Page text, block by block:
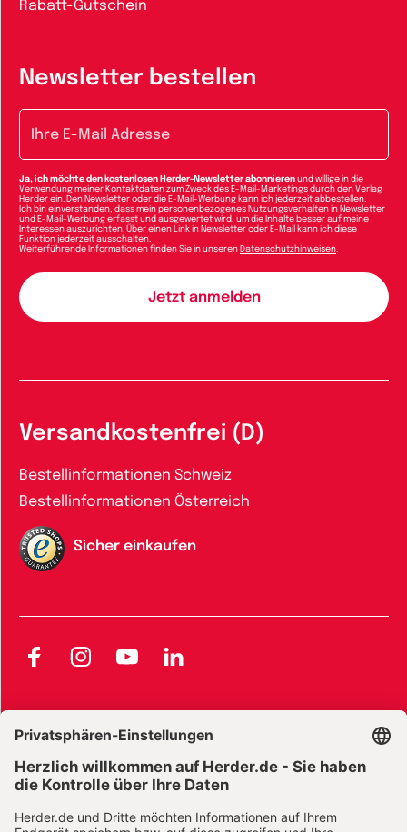
Rabatt-Gutschein
Newsletter bestellen
Ja, ich möchte den kostenlosen Herder-Newsletter abonnieren und willige in die
Verwendung meiner Kontaktdaten zum Zweck des E-Mail-Marketings durch den Verlag
Herder ein. Den Newsletter oder die E-Mail-Werbung kann ich jederzeit abbestellen.
Ich bin einverstanden, dass mein personenbezogenes Nutzungsverhalten in Newsletter
und E-Mail-Werbung erfasst und ausgewertet wird, um die Inhalte besser auf meine
Interessen auszurichten. Über einen Link in Newsletter oder E-Mail kann ich diese
Funktion jederzeit ausschalten.
Weiterführende Informationen finden Sie in unseren Datenschutzhinweisen.
Versandkostenfrei (D)
Bestellinformationen Schweiz
Bestellinformationen Österreich
Sicher einkaufen
FacebookInstagramYouTubeLinkedIn
Widerrufsbelehrung E-Books
Widerrufsbelehrung Zeitschriften Datenschutz
Datenschutz Social Media Barrierefreiheit